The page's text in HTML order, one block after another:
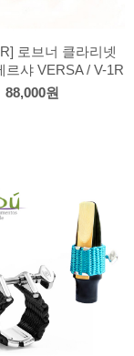
로브너 클라리넷
르샤 VERSA / V-1R
88,000원